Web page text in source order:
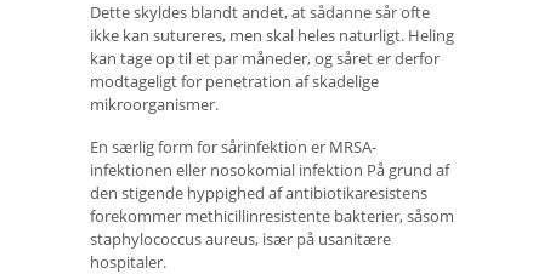
Dette skyldes blandt andet, at sådanne sår ofte
ikke kan sutureres, men skal heles naturligt. Heling
kan tage op til et par måneder, og såret er derfor
modtageligt for penetration af skadelige
mikroorganismer.
En særlig form for sårinfektion er MRSA-
infektionen eller nosokomial infektion På grund af
den stigende hyppighed af antibiotikaresistens
forekommer methicillinresistente bakterier, såsom
staphylococcus aureus, især på usanitære
hospitaler.